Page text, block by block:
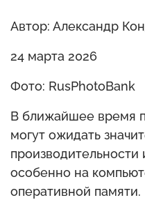
Автор: Александр
24 марта 2026
Фото: RusPhotoBank
В ближайшее время
могут ожидать
особенно на
оперативной